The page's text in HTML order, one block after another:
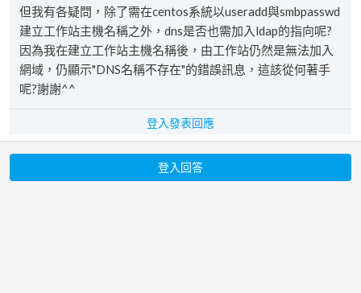
但我有各疑問，除了需在centos系統以useradd與smbpasswd
建立工作站主機名稱之外，dns是否也需加入ldap的指向呢?
因為我在建立工作站主機名稱後，由工作站仍然是無法加入
網域，仍顯示"DNS名稱不存在"的錯誤訊息，這該從何著手
呢?謝謝^^
登入發表回應
登入回答